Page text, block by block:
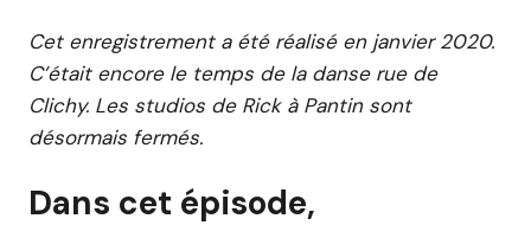
Cet enregistrement a été réalisé en janvier 2020.
C’était encore le temps de la danse rue de
Clichy. Les studios de Rick à Pantin sont
désormais fermés.
Dans cet épisode,